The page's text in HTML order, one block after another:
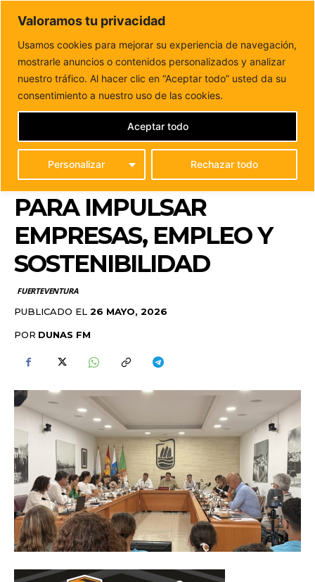
Valoramos tu privacidad
Usamos cookies para mejorar su experiencia de navegación,
mostrarle anuncios o contenidos personalizados y analizar
nuestro tráfico. Al hacer clic en “Aceptar todo” usted da su
consentimiento a nuestro uso de las cookies.
Personalizar Rechazar todo
Aceptar todo
DUNAS FM
Tu informacion de forma cercana
Inicio FUERTEVENTURA
Puerto del Rosario aprueba una
modificación histórica del IAE para impulsar empresas,...
PUERTO DEL ROSARIO
APRUEBA UNA
MODIFICACIÓN
HISTÓRICA DEL IAE
PARA IMPULSAR
EMPRESAS, EMPLEO Y
SOSTENIBILIDAD
FUERTEVENTURA
PUBLICADO EL 26 MAYO, 2026
POR DUNAS FM